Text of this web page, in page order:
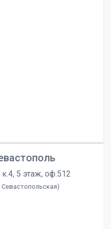
5 этаж, оф.512